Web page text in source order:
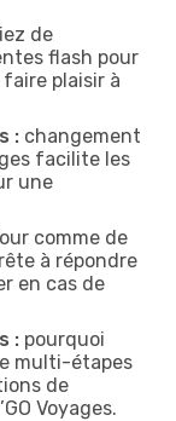
de
flash pour
plaisir à
: changement
facilite les
une
comme de
à répondre
en cas de
: pourquoi
multi-étapes
de
Voyages.